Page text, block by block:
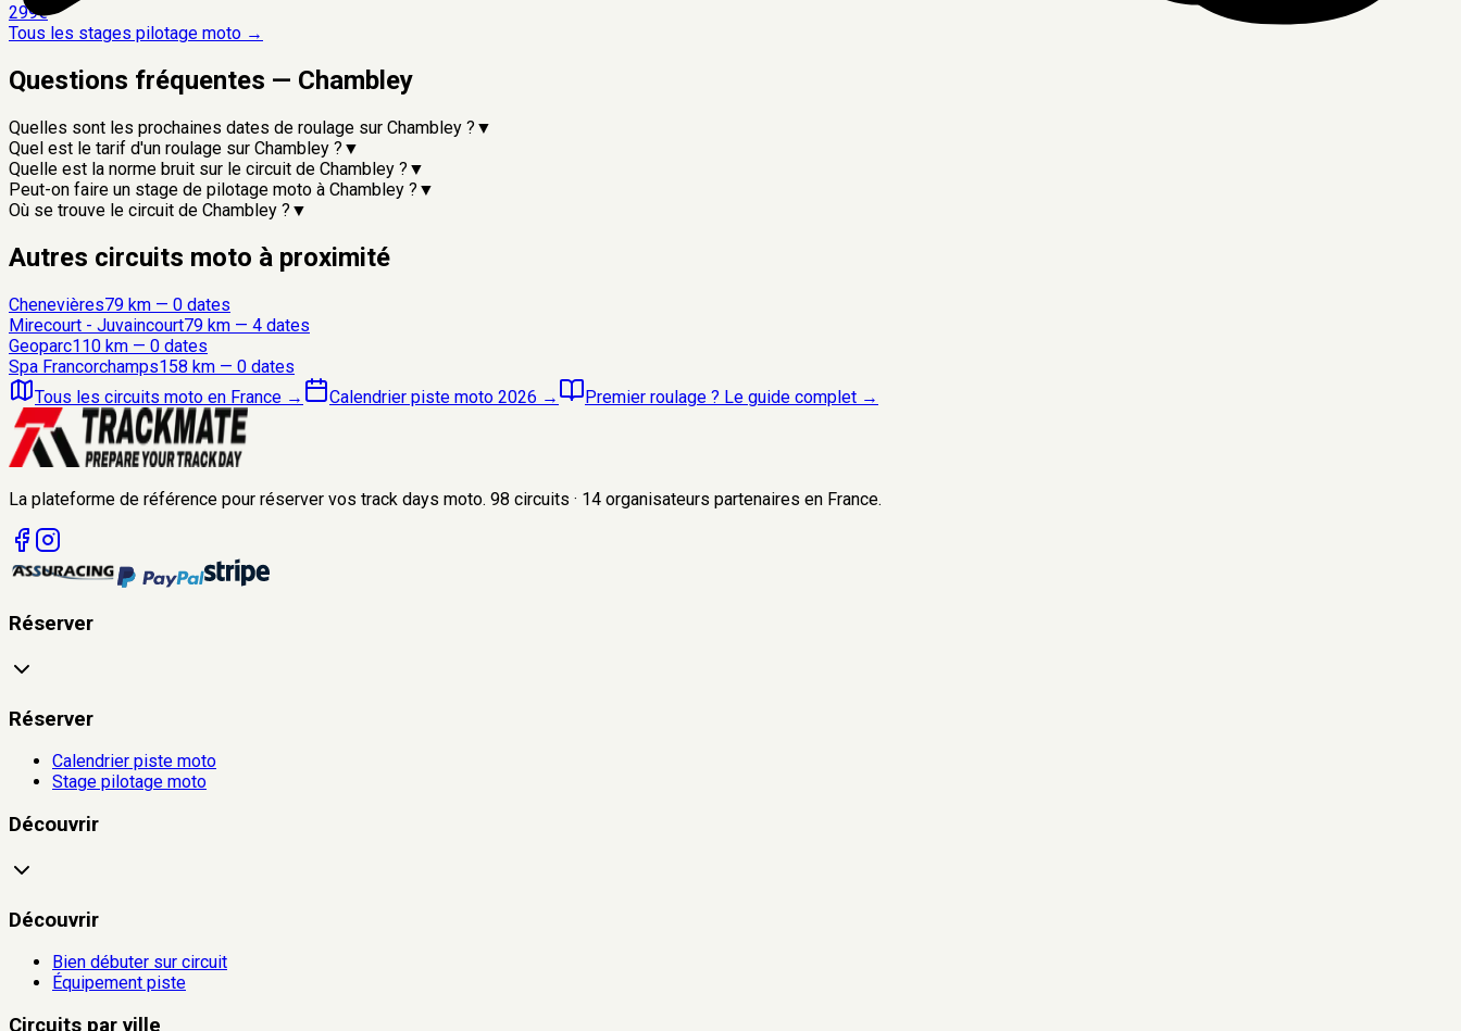
299€
Tous les stages pilotage moto →
Questions fréquentes — Chambley
Quelles sont les prochaines dates de roulage sur Chambley ? ▼
Quel est le tarif d'un roulage sur Chambley ? ▼
Quelle est la norme bruit sur le circuit de Chambley ? ▼
Peut-on faire un stage de pilotage moto à Chambley ? ▼
Où se trouve le circuit de Chambley ? ▼
Autres circuits moto à proximité
Chenevières79 km — 0 dates
Mirecourt - Juvaincourt79 km — 4 dates
Geoparc110 km — 0 dates
Spa Francorchamps158 km — 0 dates
Tous les circuits moto en France → Calendrier piste moto 2026 → Premier roulage ? Le guide complet →
La plateforme de référence pour réserver vos track days moto. 98 circuits · 14 organisateurs partenaires en France.
Réserver
Réserver
Calendrier piste moto
Stage pilotage moto
Découvrir
Découvrir
Bien débuter sur circuit
Équipement piste
Circuits par ville